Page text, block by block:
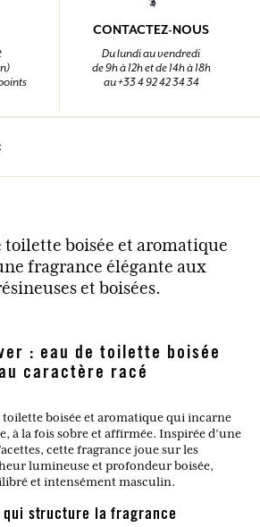
CONTACTEZ-NOUS
Du lundi au vendredi
de 9h à 12h et de 14h à 18h
au +33 4 92 42 34 34
toilette boisée et aromatique
fragrance élégante aux
et boisées.
: eau de toilette boisée
caractère racé
toilette boisée et aromatique qui incarne
à la fois sobre et affirmée. Inspirée d’une
cette fragrance joue sur les
lumineuse et profondeur boisée,
et intensément masculin.
qui structure la fragrance